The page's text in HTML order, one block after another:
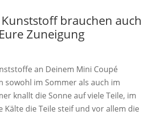
brauchen auch
Eure Zuneigung
an Deinem Mini Coupé
sowohl im Sommer als auch im
knallt die Sonne auf viele Teile, im
Kälte die Teile steif und vor allem die